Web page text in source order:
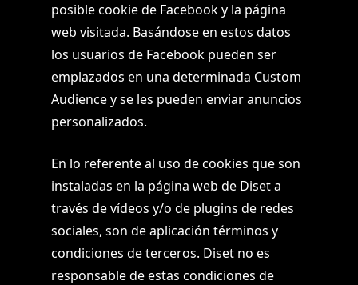
posible cookie de Facebook y la página
web visitada. Basándose en estos datos
los usuarios de Facebook pueden ser
emplazados en una determinada Custom
Audience y se les pueden enviar anuncios
personalizados.
En lo referente al uso de cookies que son
instaladas en la página web de Diset a
través de vídeos y/o de plugins de redes
sociales, son de aplicación términos y
condiciones de terceros. Diset no es
responsable de estas condiciones de